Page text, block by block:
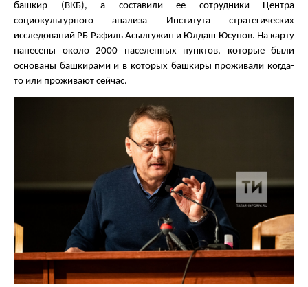
башкир (ВКБ), а составили ее сотрудники Центра
социокультурного анализа Института стратегических
исследований РБ Рафиль Асылгужин и Юлдаш Юсупов. На карту
нанесены около 2000 населенных пунктов, которые были
основаны башкирами и в которых башкиры проживали когда-
то или проживают сейчас.